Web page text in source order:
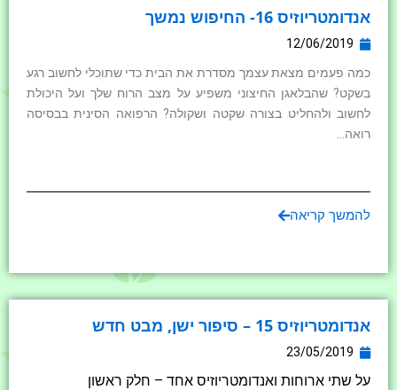
אנדומטריוזיס 16- החיפוש נמשך
12/06/2019
כמה פעמים מצאת עצמך מסדרת את הבית כדי שתוכלי לחשוב רגע
בשקט? שהבלאגן החיצוני משפיע על מצב הרוח שלך ועל היכולת
לחשוב ולהחליט בצורה שקטה ושקולה? הרפואה הסינית בבסיסה
רואה…
להמשך קריאה
אנדומטריוזיס 15 – סיפור ישן, מבט חדש
23/05/2019
על שתי ארוחות ואנדומטריוזיס אחד – חלק ראשון